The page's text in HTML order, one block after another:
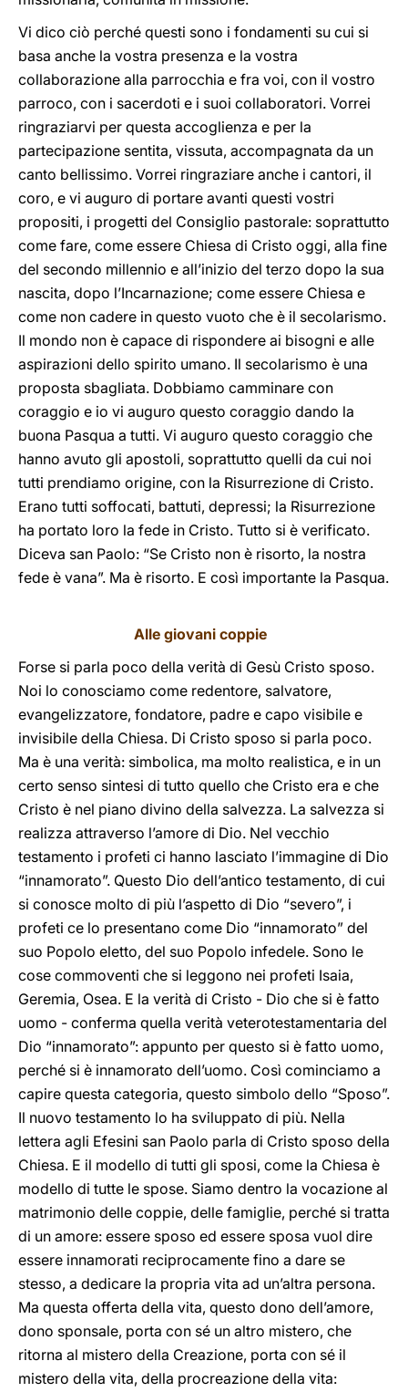
Vi dico ciò perché questi sono i fondamenti su cui si
basa anche la vostra presenza e la vostra
collaborazione alla parrocchia e fra voi, con il vostro
parroco, con i sacerdoti e i suoi collaboratori. Vorrei
ringraziarvi per questa accoglienza e per la
partecipazione sentita, vissuta, accompagnata da un
canto bellissimo. Vorrei ringraziare anche i cantori, il
coro, e vi auguro di portare avanti questi vostri
propositi, i progetti del Consiglio pastorale: soprattutto
come fare, come essere Chiesa di Cristo oggi, alla fine
del secondo millennio e all’inizio del terzo dopo la sua
nascita, dopo l’Incarnazione; come essere Chiesa e
come non cadere in questo vuoto che è il secolarismo.
Il mondo non è capace di rispondere ai bisogni e alle
aspirazioni dello spirito umano. Il secolarismo è una
proposta sbagliata. Dobbiamo camminare con
coraggio e io vi auguro questo coraggio dando la
buona Pasqua a tutti. Vi auguro questo coraggio che
hanno avuto gli apostoli, soprattutto quelli da cui noi
tutti prendiamo origine, con la Risurrezione di Cristo.
Erano tutti soffocati, battuti, depressi; la Risurrezione
ha portato loro la fede in Cristo. Tutto si è verificato.
Diceva san Paolo: “Se Cristo non è risorto, la nostra
fede è vana”. Ma è risorto. E così importante la Pasqua.
Alle giovani coppie
Forse si parla poco della verità di Gesù Cristo sposo.
Noi lo conosciamo come redentore, salvatore,
evangelizzatore, fondatore, padre e capo visibile e
invisibile della Chiesa. Di Cristo sposo si parla poco.
Ma è una verità: simbolica, ma molto realistica, e in un
certo senso sintesi di tutto quello che Cristo era e che
Cristo è nel piano divino della salvezza. La salvezza si
realizza attraverso l’amore di Dio. Nel vecchio
testamento i profeti ci hanno lasciato l’immagine di Dio
“innamorato”. Questo Dio dell’antico testamento, di cui
si conosce molto di più l’aspetto di Dio “severo”, i
profeti ce lo presentano come Dio “innamorato” del
suo Popolo eletto, del suo Popolo infedele. Sono le
cose commoventi che si leggono nei profeti Isaia,
Geremia, Osea. E la verità di Cristo - Dio che si è fatto
uomo - conferma quella verità veterotestamentaria del
Dio “innamorato”: appunto per questo si è fatto uomo,
perché si è innamorato dell’uomo. Così cominciamo a
capire questa categoria, questo simbolo dello “Sposo”.
Il nuovo testamento lo ha sviluppato di più. Nella
lettera agli Efesini san Paolo parla di Cristo sposo della
Chiesa. E il modello di tutti gli sposi, come la Chiesa è
modello di tutte le spose. Siamo dentro la vocazione al
matrimonio delle coppie, delle famiglie, perché si tratta
di un amore: essere sposo ed essere sposa vuol dire
essere innamorati reciprocamente fino a dare se
stesso, a dedicare la propria vita ad un’altra persona.
Ma questa offerta della vita, questo dono dell’amore,
dono sponsale, porta con sé un altro mistero, che
ritorna al mistero della Creazione, porta con sé il
mistero della vita, della procreazione della vita: